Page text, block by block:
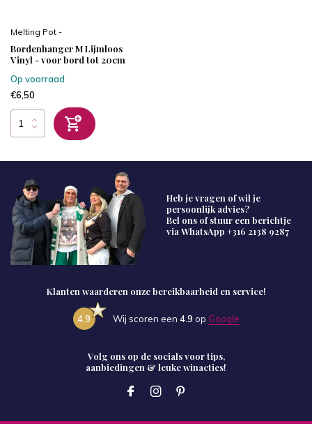
Melting Pot -
Bordenhanger M Lijmloos
Vinyl - voor bord tot 20cm
Op voorraad
€6,50
Heb je vragen of wil je
persoonlijk advies?
Bel ons of stuur een berichtje
via WhatsApp +316 2138 9287
Klanten waarderen onze bereikbaarheid en service!
4.9 Wij scoren een 4.9 op Google
Volg ons op de socials voor tips,
aanbiedingen & leuke winacties!